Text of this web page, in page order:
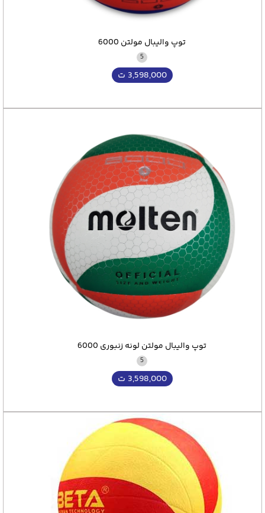
توپ والیبال مولتن 6000
5
3,598,000 ت
توپ والیبال مولتن لونه زنبوری 6000
5
3,598,000 ت